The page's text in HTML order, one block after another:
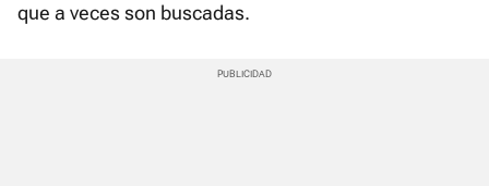
que a veces son buscadas.